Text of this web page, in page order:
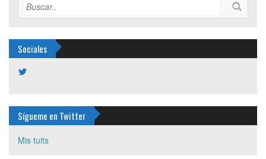
Sociales
en
Twitter
Sígueme en Twitter
Mis tuits